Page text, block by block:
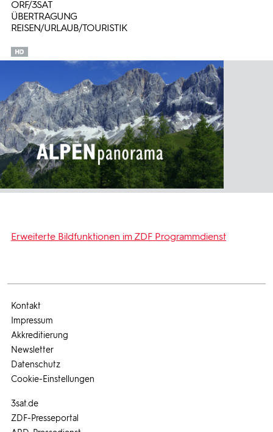
ORF/3SAT
ÜBERTRAGUNG
REISEN/URLAUB/TOURISTIK
Erweiterte Bildfunktionen im ZDF Programmdienst
3sat.de
ZDF-Presseportal
Kontakt
Impressum
Akkreditierung
Newsletter
Datenschutz
Cookie-Einstellungen